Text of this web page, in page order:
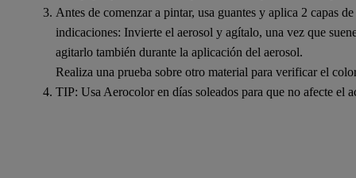
Antes de comenzar a pintar, usa guantes y aplica 2 capas
indicaciones: Invierte el aerosol y agítalo, una vez que
agitarlo también durante la aplicación del aerosol.
Realiza una prueba sobre otro material para verificar el
TIP: Usa Aerocolor en días soleados para que no afecte el